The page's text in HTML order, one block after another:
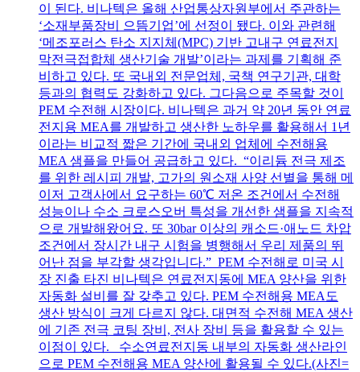
이 된다. 비나텍은 올해 산업통상자원부에서 주관하는
‘소재부품장비 으뜸기업’에 선정이 됐다. 이와 관련해
‘메조포러스 탄소 지지체(MPC) 기반 고내구 연료전지
막전극접합체 생산기술 개발’이라는 과제를 기획해 준
비하고 있다. 또 국내외 전문업체, 국책 연구기관, 대학
등과의 협력도 강화하고 있다. 그다음으로 주목할 것이
PEM 수전해 시장이다. 비나텍은 과거 약 20년 동안 연료
전지용 MEA를 개발하고 생산한 노하우를 활용해서 1년
이라는 비교적 짧은 기간에 국내외 업체에 수전해용
MEA 샘플을 만들어 공급하고 있다. “이리듐 전극 제조
를 위한 레시피 개발, 고가의 원소재 사양 선별을 통해 메
이저 고객사에서 요구하는 60℃ 저온 조건에서 수전해
성능이나 수소 크로스오버 특성을 개선한 샘플을 지속적
으로 개발해왔어요. 또 30bar 이상의 캐소드·애노드 차압
조건에서 장시간 내구 시험을 병행해서 우리 제품의 뛰
어난 점을 부각할 생각입니다.” PEM 수전해로 미국 시
장 진출 타진 비나텍은 연료전지동에 MEA 양산을 위한
자동화 설비를 잘 갖추고 있다. PEM 수전해용 MEA도
생산 방식이 크게 다르지 않다. 대면적 수전해 MEA 생산
에 기존 전극 코팅 장비, 전사 장비 등을 활용할 수 있는
이점이 있다. 수소연료전지동 내부의 자동화 생산라인
으로 PEM 수전해용 MEA 양산에 활용될 수 있다.(사진=